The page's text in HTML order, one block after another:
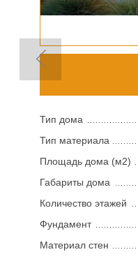
Тип дома
Тип материала
Площадь дома (м2)
Габариты дома
Количество этажей
Фундамент
Материал стен